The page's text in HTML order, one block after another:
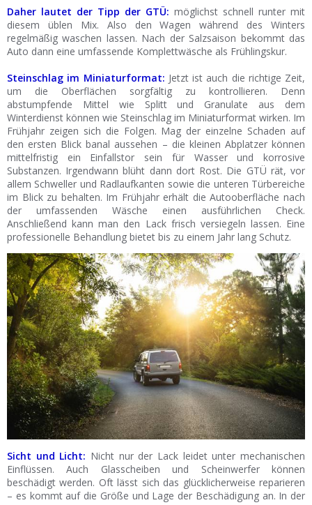
Daher lautet der Tipp der GTÜ: möglichst schnell runter mit
diesem üblen Mix. Also den Wagen während des Winters
regelmäßig waschen lassen. Nach der Salzsaison bekommt das
Auto dann eine umfassende Komplettwäsche als Frühlingskur.
Steinschlag im Miniaturformat: Jetzt ist auch die richtige Zeit,
um die Oberflächen sorgfältig zu kontrollieren. Denn
abstumpfende Mittel wie Splitt und Granulate aus dem
Winterdienst können wie Steinschlag im Miniaturformat wirken. Im
Frühjahr zeigen sich die Folgen. Mag der einzelne Schaden auf
den ersten Blick banal aussehen – die kleinen Abplatzer können
mittelfristig ein Einfallstor sein für Wasser und korrosive
Substanzen. Irgendwann blüht dann dort Rost. Die GTÜ rät, vor
allem Schweller und Radlaufkanten sowie die unteren Türbereiche
im Blick zu behalten. Im Frühjahr erhält die Autooberfläche nach
der umfassenden Wäsche einen ausführlichen Check.
Anschließend kann man den Lack frisch versiegeln lassen. Eine
professionelle Behandlung bietet bis zu einem Jahr lang Schutz.
Sicht und Licht: Nicht nur der Lack leidet unter mechanischen
Einflüssen. Auch Glasscheiben und Scheinwerfer können
beschädigt werden. Oft lässt sich das glücklicherweise reparieren
– es kommt auf die Größe und Lage der Beschädigung an. In der